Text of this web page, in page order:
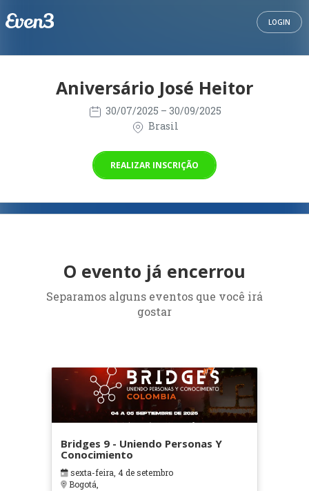
LOGIN
Aniversário José Heitor
30/07/2025 – 30/09/2025
Brasil
REALIZAR INSCRIÇÃO
O evento já encerrou
Separamos alguns eventos que você irá
gostar
Bridges 9 - Uniendo Personas Y
Conocimiento
sexta-feira, 4 de setembro
Bogotá,